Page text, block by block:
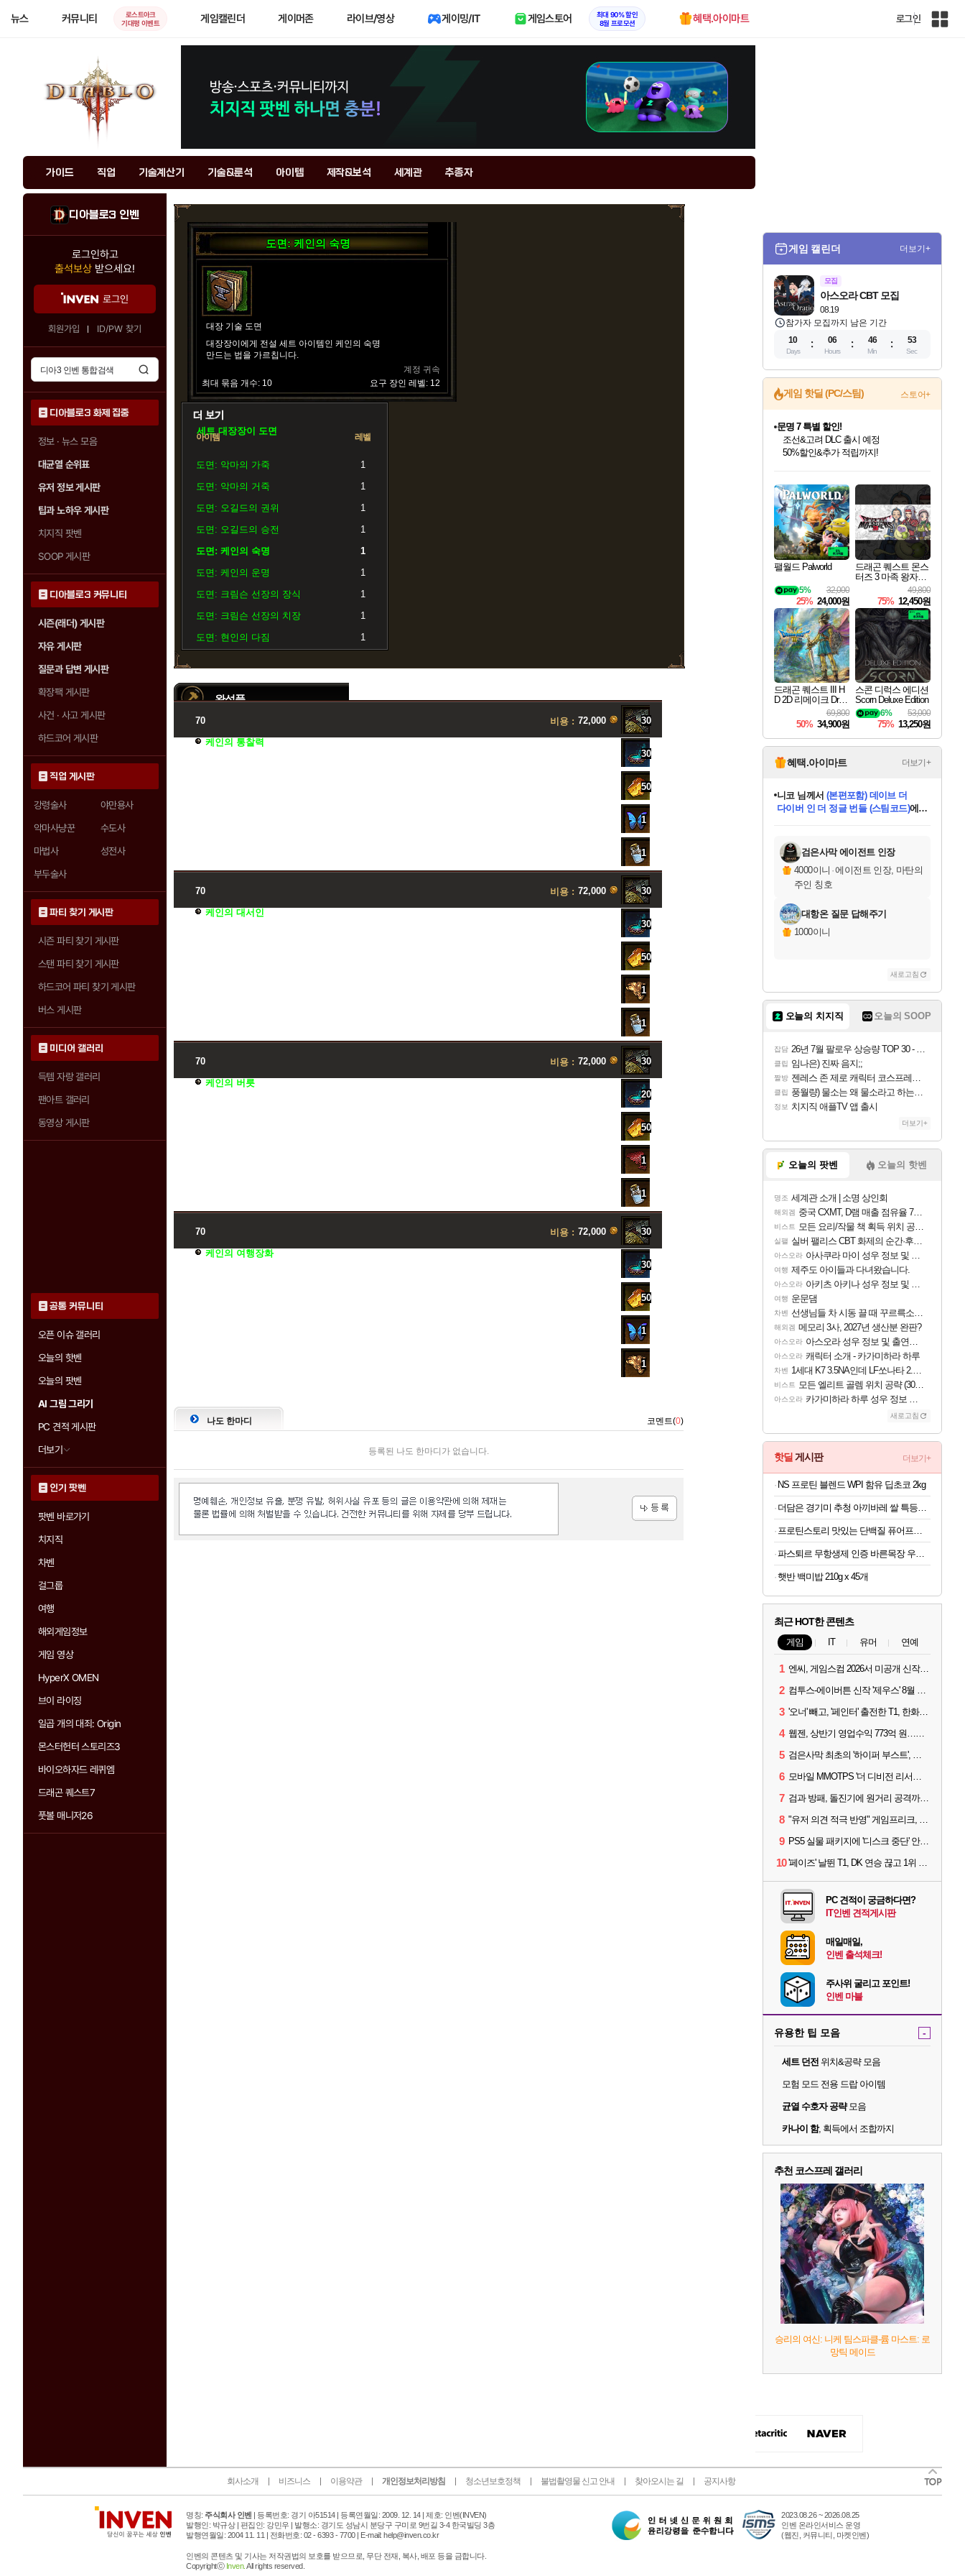
뉴스 커뮤니티
로스트아크
기대평 이벤트
게임캘린더 게이머존 라이브/영상 게이밍/IT 게임스토어
최대 90% 할인
8월 프로모션
혜택.아이마트 로그인
인
가이드 직업 기술계산기 기술&룬석 아이템 제작&보석 세계관 추종자
디아블로3 인벤
로그인하고
출석보상 받으세요!
로그인
회원가입 ID/PW 찾기
디아블로3 화제 집중
정보 · 뉴스 모음
대균열 순위표
유저 정보 게시판
팁과 노하우 게시판
치지직 팟벤
SOOP 게시판
디아블로3 커뮤니티
시즌(래더) 게시판
자유 게시판
질문과 답변 게시판
확장팩 게시판
사건 · 사고 게시판
하드코어 게시판
직업 게시판
강령술사
야만용사
악마사냥꾼
수도사
마법사
성전사
부두술사
파티 찾기 게시판
시즌 파티 찾기 게시판
스탠 파티 찾기 게시판
하드코어 파티 찾기 게시판
버스 게시판
미디어 갤러리
득템 자랑 갤러리
팬아트 갤러리
동영상 게시판
공통 커뮤니티
오픈 이슈 갤러리
오늘의 핫벤
오늘의 팟벤
AI 그림 그리기
PC 견적 게시판
더보기
인기 팟벤
팟벤 바로가기
치지직
차벤
걸그룹
여행
해외게임정보
게임 영상
HyperX OMEN
브이 라이징
일곱 개의 대죄: Origin
몬스터헌터 스토리즈3
바이오하자드 레퀴엠
드래곤 퀘스트7
풋볼 매니저26
도면: 케인의 숙명
대장 기술 도면
대장장이에게 전설 세트 아이템인 케인의 숙명
만드는 법을 가르칩니다.
계정 귀속
요구 장인 레벨: 12
최대 묶음 개수: 10
세트 대장장이 도면
아이템 레벨
도면: 악마의 가죽
1
도면: 악마의 거죽
1
도면: 오길드의 권위
1
도면: 오길드의 승전
1
도면: 케인의 숙명
1
도면: 케인의 운명
1
도면: 크림슨 선장의 장식
1
도면: 크림슨 선장의 치장
1
도면: 현인의 다짐
1
완성품
70
케인의 통찰력
비용 : 72,000 30
30
50
1
1
70
케인의 대서인
비용 : 72,000 30
30
50
1
1
70
케인의 버릇
비용 : 72,000 30
20
50
1
1
70
케인의 여행장화
비용 : 72,000 30
30
50
1
1
나도 한마디 코멘트(0)
등록된 나도 한마디가 없습니다.
게임 캘린더 더보기+
모집
08.19
아스오라 CBT 모집
참가자 모집까지 남은 기간
10
Days
06
Hours
46
Min
52
Sec
게임 핫딜 (PC/스팀) 스토어+
최대 90% 할인가를 만나보세요!
네이버혜택과 함께 만나보세요!
50%할인&추가 적립까지!
마블 투혼 파이팅 소울즈 정식출시!
마블 히어로 총 출동&화려한 격투!
네이버 포인트 혜택까지!
이니&베니 혜택까지!
네이버 혜택가와 함께 예약하세요!
할인&네이버혜택으로 만나보세요!
네이버페이 혜택과 만나보세요!
40주년 프로모션으로 만나보세요!
할인가에 만나보세요!
일부 에디션 상시 할인!
혜택으로 예약 판매 중
편안하게 충전하세요
팰월드 Palworld
32,000
5%
25% 24,000원
드래곤 퀘스트 몬스
터즈 3 마족 왕자와
엘프의 여행 Dragon
Quest Monsters The
Dark Prince
49,800
75% 12,450원
드래곤 퀘스트 III H
D 2D 리메이크 Drag
on Quest III HD 2D R
emake
69,800
50% 34,900원
스콘 디럭스 에디션
Scorn Deluxe Edition
53,000
6%
75% 13,250원
혜택.아이마트 더보기+
교환.
당첨되셨습니다.
니코님께서 (본편포함) 데이브 더
다이버 인 더 정글 번들 (스팀코드)에
당첨되셨습니다.
당첨되셨습니다.
당첨되셨습니다.
당첨되셨습니다.
당첨되셨습니다.
에디션 (스팀코드)를 교환.
당첨되셨습니다.
검은사막 에이전트 인장
4000이니 ·에이전트 인장, 마탄의
주인 칭호
대항온 질문 답해주기
1000이니
새로고침
오늘의 치지직 오늘의 SOOP
잡담 26년 7월 팔로우 상승량 TOP 30 - 월간 치지직
클립 임나은) 진짜 음지;;
짤방 젠레스 존 제로 캐릭터 코스프레한 꽁주
클립 풍월량) 물소는 왜 물소라고 하는거야? 아! 그만 ㅋㅋ 알았어 ㅋㅋ
정보 치지직 애플TV 앱 출시
더보기+
오늘의 팟벤 오늘의 핫벤
명조 세계관 소개 | 소명 상인회
해외겜 중국 CXMT, D램 매출 점유율 7%…글로벌 4위로 부상
비스트 모든 요리/작물 책 획득 위치 공략 (36개) - 미식가 도전과제
실팰 실버 팰리스 CBT 화제의 순간·후기 모음
아스오라 아사쿠라 마이 성우 정보 및 주요 필모
여행 제주도 아이들과 다녀왔습니다.
아스오라 아키츠 아키나 성우 정보 및 주요 필모
여행 운문댐
차벤 선생님들 차 시동 끌 때 꾸르륵소리나는데
해외겜 메모리 3사, 2027년 생산분 완판?
아스오라 아스오라 성우 정보 및 출연작 모음
아스오라 캐릭터 소개 - 카가미하라 하루
차벤 1세대 K7 3.5NA인데 LF쏘나타 2.0NA 기변하면 유류비 절약이 얼마나 될까요..?
비스트 모든 엘리트 골렘 위치 공략 (30개) - 방랑 결투가
아스오라 카가미하라 하루 성우 정보 및 주요 필모
새로고침
핫딜 게시판 더보기+
NS 프로틴 블렌드 WPI 함유 딥초코 2kg
햇반 백미밥 210g x 45개
최근 HOT한 콘텐츠
게임 IT 유머 연예
1 엔씨, 게임스컴 2026서 미공개 신작 최초 공개
2 컴투스-에이버튼 신작 '제우스' 8월 26일 출시…"모두를 위한 경쟁"
3 '오너' 빼고, '페인터' 출전한 T1, 한화생명에 패배
4 웹젠, 상반기 영업수익 773억 원…순이익 89% 증가
5 검은사막 최초의 '하이퍼 부스트', 직접 해봤습니다
6 모바일 MMOTPS '더 디비전 리서전스', 6일 스팀에도 출시
7 검과 방패, 돌진기에 원거리 공격까지? 오버워치 '디몬' 플레이 영상
8 "유저 의견 적극 반영" 게임프리크, 비스트 오브 리인카네이션 개선 나선다
9 PS5 실물 패키지에 '디스크 중단' 안내 스티커 붙었다
10 '페이즈' 날뛴 T1, DK 연승 끊고 1위 지켜
PC 견적이 궁금하다면?
IT인벤 견적게시판
매일매일,
인벤 출석체크!
주사위 굴리고 포인트!
인벤 마블
유용한 팁 모음 -
세트 던전 위치&공략 모음
모험 모드 전용 드랍 아이템
균열 수호자 공략모음
카나이 함, 획득에서 조합까지
추천 코스프레 갤러리
승리의 여신: 니케 팀스파클-륨 마스트: 로
망틱 메이드
회사소개 비즈니스 이용약관 개인정보처리방침 청소년보호정책 불법촬영물 신고 안내 찾아오시는 길 공지사항
명칭: 주식회사 인벤 | 등록번호: 경기 아51514 | 등록연월일: 2009. 12. 14 | 제호: 인벤 (INVEN)
발행인: 박규상 | 편집인: 강민우 | 발행소: 경기도 성남시 분당구 구미로 9번길 3-4 한국빌딩 3층
발행연월일: 2004 11. 11 |
전화번호: 02 - 6393 - 7700 | E-mail: help@inven.co.kr
인벤의 콘텐츠 및 기사는 저작권법의 보호를 받으므로, 무단 전재, 복사, 배포 등을 금합니다.
Copyrightⓒ Inven. All rights reserved.
터
2023.08.26 ~ 2026.08.25
인벤 온라인서비스 운영
(웹진, 커뮤니티, 마켓인벤)